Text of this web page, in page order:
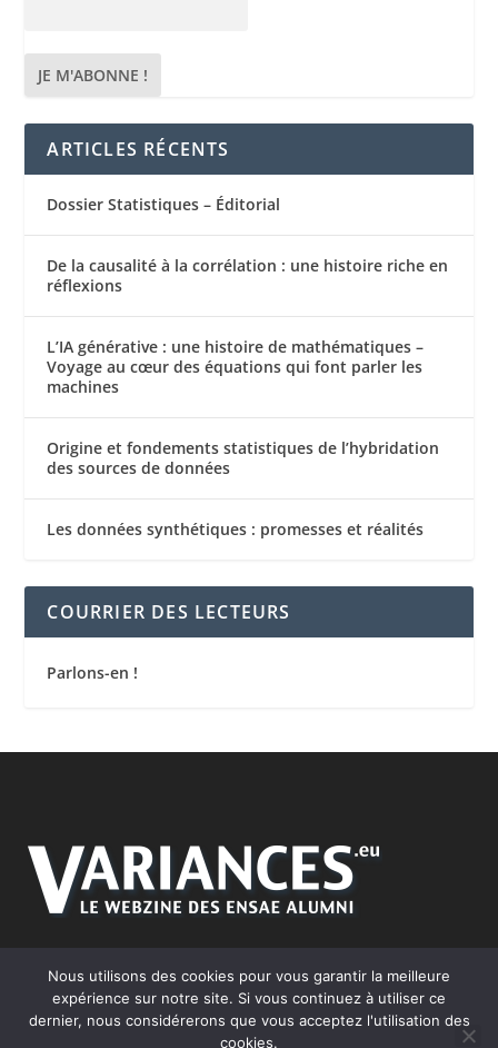
ARTICLES RÉCENTS
Dossier Statistiques – Éditorial
De la causalité à la corrélation : une histoire riche en
réflexions
L’IA générative : une histoire de mathématiques –
Voyage au cœur des équations qui font parler les
machines
Origine et fondements statistiques de l’hybridation
des sources de données
Les données synthétiques : promesses et réalités
COURRIER DES LECTEURS
Parlons-en !
Elegant Themes| Propulsé par
Nous utilisons des cookies pour vous garantir la meilleure
expérience sur notre site. Si vous continuez à utiliser ce
dernier, nous considérerons que vous acceptez l'utilisation des
cookies.